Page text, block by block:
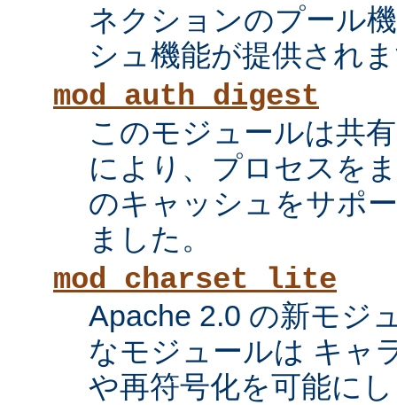
ネクションのプール
シュ機能が提供され
mod_auth_digest
このモジュールは共
により、プロセスを
のキャッシュをサポ
ました。
mod_charset_lite
Apache 2.0 の新モジ
なモジュールは キャ
や再符号化を可能に